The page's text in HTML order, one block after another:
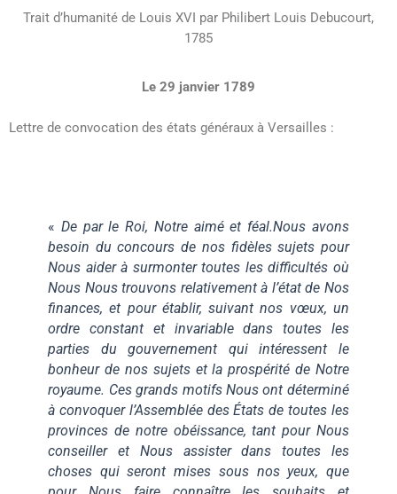
Trait d’humanité de Louis XVI par Philibert Louis Debucourt,
1785
Le 29 janvier 1789
Lettre de convocation des états généraux à Versailles :
« De par le Roi, Notre aimé et féal.Nous avons
besoin du concours de nos fidèles sujets pour
Nous aider à surmonter toutes les difficultés où
Nous Nous trouvons relativement à l’état de Nos
finances, et pour établir, suivant nos vœux, un
ordre constant et invariable dans toutes les
parties du gouvernement qui intéressent le
bonheur de nos sujets et la prospérité de Notre
royaume. Ces grands motifs Nous ont déterminé
à convoquer l’Assemblée des États de toutes les
provinces de notre obéissance, tant pour Nous
conseiller et Nous assister dans toutes les
choses qui seront mises sous nos yeux, que